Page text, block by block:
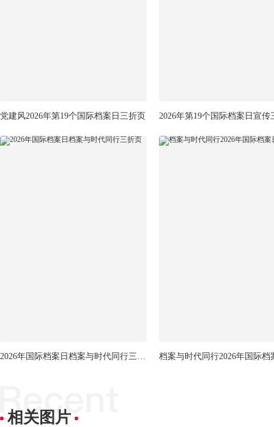
党建风2026年第19个国际档案日三折页 2026年第19个国际档案日宣传
2026年国际档案日档案与时代同行三折页
相关图片